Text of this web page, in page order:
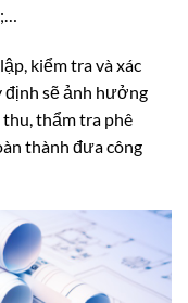
kiểm tra và xác
định sẽ ảnh hưởng
thu, thẩm tra phê
thành đưa công